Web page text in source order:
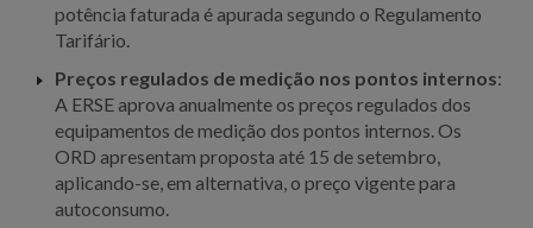
potência faturada é apurada segundo o Regulamento
Tarifário.
Preços regulados de medição nos pontos internos:
A ERSE aprova anualmente os preços regulados dos
equipamentos de medição dos pontos internos. Os
ORD apresentam proposta até 15 de setembro,
aplicando-se, em alternativa, o preço vigente para
autoconsumo.